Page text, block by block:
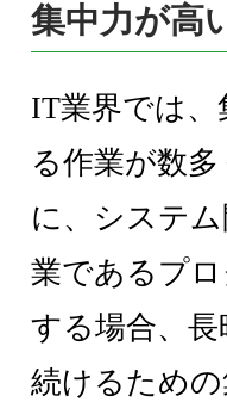
集中力が高
IT業界では
る作業が数
に、システ
業であるプ
する場合、長
続けるため